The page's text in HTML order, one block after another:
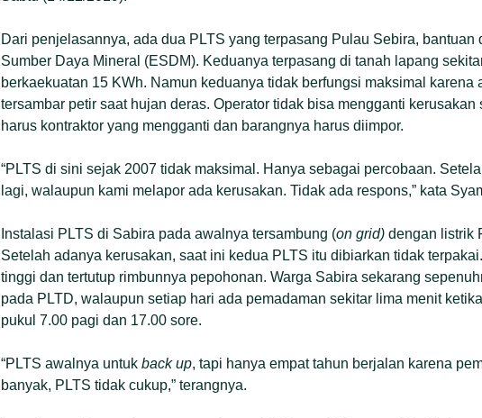
Dari penjelasannya, ada dua PLTS yang terpasang Pulau Sebira, bantuan
Sumber Daya Mineral (ESDM). Keduanya terpasang di tanah lapang
berkaekuatan 15 KWh. Namun keduanya tidak berfungsi maksimal karena
tersambar petir saat hujan deras. Operator tidak bisa mengganti kerusakan
harus kontraktor yang mengganti dan barangnya harus diimpor.
“PLTS di sini sejak 2007 tidak maksimal. Hanya sebagai percobaan.
lagi, walaupun kami melapor ada kerusakan. Tidak ada respons,” kata
Instalasi PLTS di Sabira pada awalnya tersambung (on grid) dengan listrik
Setelah adanya kerusakan, saat ini kedua PLTS itu dibiarkan tidak
tinggi dan tertutup rimbunnya pepohonan. Warga Sabira sekarang
pada PLTD, walaupun setiap hari ada pemadaman sekitar lima menit
pukul 7.00 pagi dan 17.00 sore.
“PLTS awalnya untuk back up, tapi hanya empat tahun berjalan karena
banyak, PLTS tidak cukup,” terangnya.